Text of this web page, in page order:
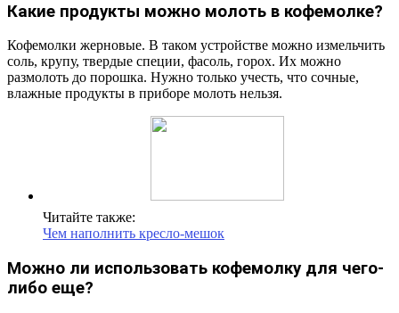
Какие продукты можно молоть в кофемолке?
Кофемолки жерновые. В таком устройстве можно измельчить
соль, крупу, твердые специи, фасоль, горох. Их можно
размолоть до порошка. Нужно только учесть, что сочные,
влажные продукты в приборе молоть нельзя.
Читайте также:
Чем наполнить кресло-мешок
Можно ли использовать кофемолку для чего-
либо еще?